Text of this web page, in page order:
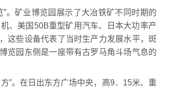
矿业博览园展示了大冶铁矿不同时期的
、美国50B重型矿用汽车、日本大功率产
这些设备代表了当时生产力发展水平，斑
览园东侧是一座带有古罗马角斗场气息的
。在日出东方广场中央，高9．15米、重